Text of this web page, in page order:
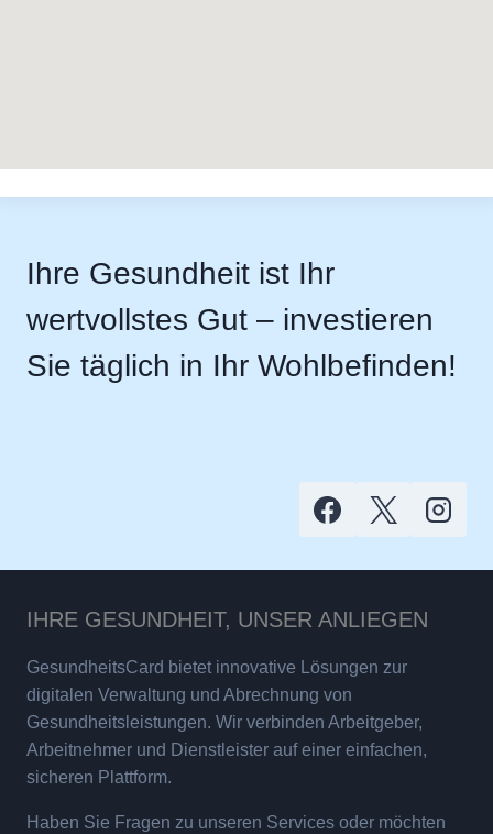
Ihre Gesundheit ist Ihr
wertvollstes Gut – investieren
Sie täglich in Ihr Wohlbefinden!
IHRE GESUNDHEIT, UNSER ANLIEGEN
GesundheitsCard bietet innovative Lösungen zur
digitalen Verwaltung und Abrechnung von
Gesundheitsleistungen. Wir verbinden Arbeitgeber,
Arbeitnehmer und Dienstleister auf einer einfachen,
sicheren Plattform.
Haben Sie Fragen zu unseren Services oder möchten